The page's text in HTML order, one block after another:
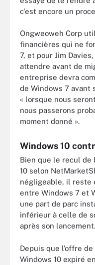
c'est encore un
Ongweoweh Corp
financières qui ne
7, et pour Jim
attendre avant de
entreprise devra
de Windows 7 avant
« lorsque nous
nous passerons
moment donné ».
Windows 10
Bien que le recul de
10 selon
négligeable, il reste
entre Windows 7 et
une part de parc
inférieur à celle de
après son lancement.
Depuis que l’offre
Windows 10 expiré